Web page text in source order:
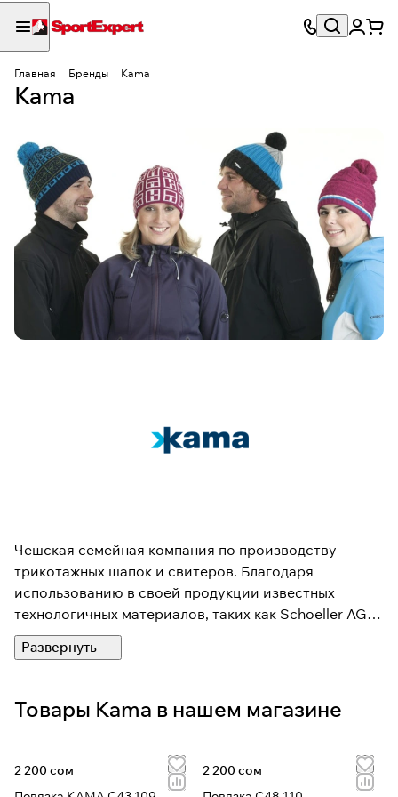
Главная Бренды Kama
Kama
Чешская семейная компания по производству
трикотажных шапок и свитеров. Благодаря
использованию в своей продукции известных
технологичных материалов, таких как Schoeller AG,
GORE, марке КАМА удается быть впереди. Другое
преимущество над брендами конкурентов –
Во всем мире идет кампания «Detox» протестующая
против использования химических веществ,
угрожающих здоровью и окружающей среде.
Несмотря на то, что фирма KAMA еще сравнительно
Товары Kama в нашем магазине
2 200 сом
2 200 сом